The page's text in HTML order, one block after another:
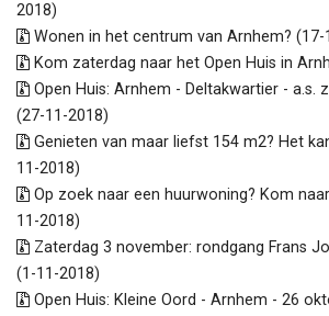
2018)
Wonen in het centrum van Arnhem? (17-
Kom zaterdag naar het Open Huis in
Open Huis: Arnhem - Deltakwartier - a.s.
(27-11-2018)
Genieten van maar liefst 154 m2? Het
11-2018)
Op zoek naar een huurwoning? Kom
11-2018)
Zaterdag 3 november: rondgang Frans
(1-11-2018)
Open Huis: Kleine Oord - Arnhem - 26